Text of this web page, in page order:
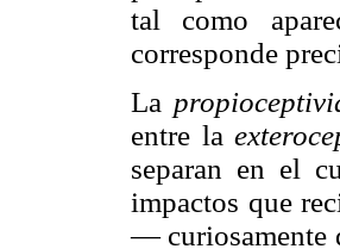
tal como
corresponde
La
entre la
separan en el
impactos que
— curiosamente